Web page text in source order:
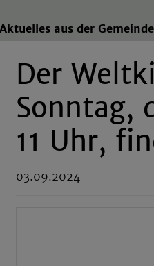
Aktuelles aus der Gemeinde
Der
Sonntag,
11 Uhr,
03.09.2024